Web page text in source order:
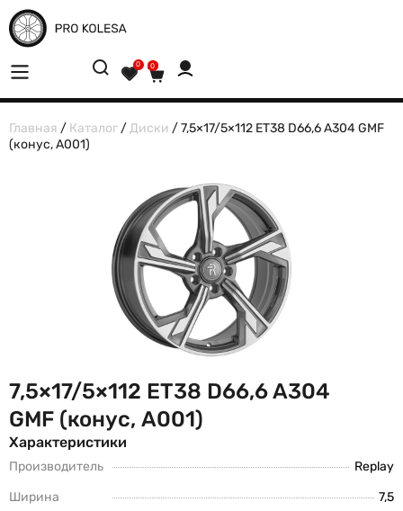
0 0
Главная / Каталог /Диски / 7,5×17/5×112 ET38 D66,6 A304 GMF
(конус, A001)
7,5×17/5×112 ET38 D66,6 A304
GMF (конус, A001)
Характеристики
Производитель
Replay
Ширина
7,5